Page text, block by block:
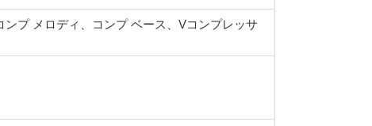
プ メロディ、コンプ ベース、Vコンプレッサ